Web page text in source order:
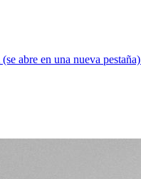
(se abre en una nueva pestaña)